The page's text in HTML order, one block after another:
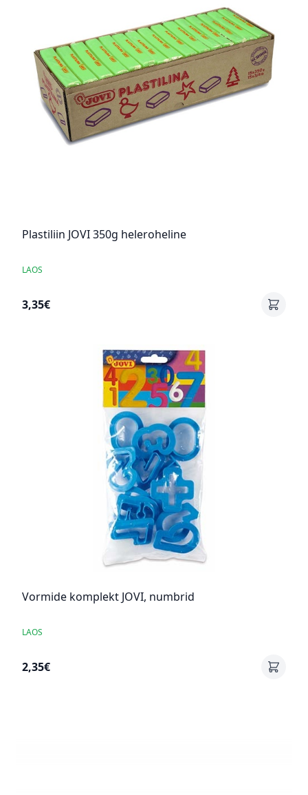
Plastiliin JOVI 350g heleroheline
LAOS
3,35€
Vormide komplekt JOVI, numbrid
LAOS
2,35€